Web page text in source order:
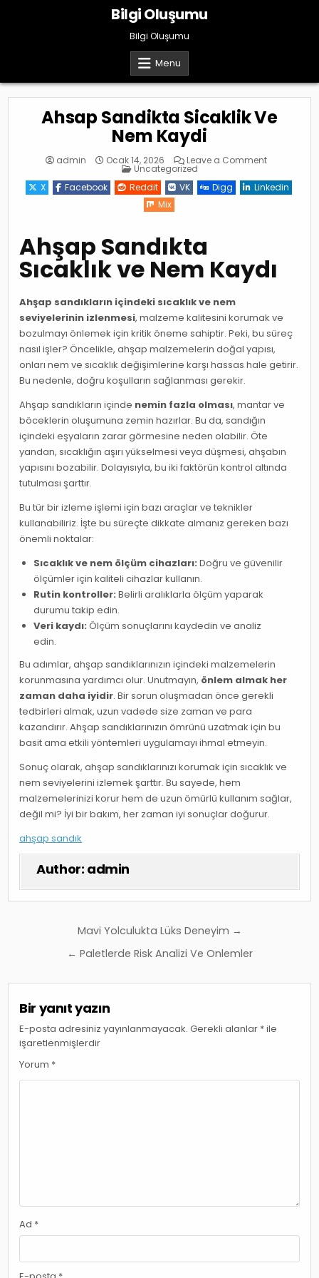
Bilgi Oluşumu
Bilgi Oluşumu
Menu
Ahsap Sandikta Sicaklik Ve
Nem Kaydi
admin Ocak 14, 2026 Leave a Commenton
Sicaklik
Ve
Posted
Uncategorized
X
Facebook Reddit VK Digg
Linkedin
Mix
Ahşap Sandıkta
Sıcaklık ve Nem Kaydı
Ahşap sandıkların içindeki sıcaklık ve nem
seviyelerinin izlenmesi, malzeme kalitesini korumak ve
bozulmayı önlemek için kritik öneme sahiptir. Peki, bu süreç
nasıl işler? Öncelikle, ahşap malzemelerin doğal yapısı,
onları nem ve sıcaklık değişimlerine karşı hassas hale getirir.
Bu nedenle, doğru koşulların sağlanması gerekir.
Ahşap sandıkların içinde nemin fazla olması, mantar ve
böceklerin oluşumuna zemin hazırlar. Bu da, sandığın
içindeki eşyaların zarar görmesine neden olabilir. Öte
yandan, sıcaklığın aşırı yükselmesi veya düşmesi, ahşabın
yapısını bozabilir. Dolayısıyla, bu iki faktörün kontrol altında
tutulması şarttır.
Bu tür bir izleme işlemi için bazı araçlar ve teknikler
kullanabiliriz. İşte bu süreçte dikkate almanız gereken bazı
önemli noktalar:
Sıcaklık ve nem ölçüm cihazları: Doğru ve güvenilir
ölçümler için kaliteli cihazlar kullanın.
Rutin kontroller: Belirli aralıklarla ölçüm yaparak
durumu takip edin.
Veri kaydı: Ölçüm sonuçlarını kaydedin ve analiz
edin.
Bu adımlar, ahşap sandıklarınızın içindeki malzemelerin
korunmasına yardımcı olur. Unutmayın, önlem almak her
zaman daha iyidir. Bir sorun oluşmadan önce gerekli
tedbirleri almak, uzun vadede size zaman ve para
kazandırır. Ahşap sandıklarınızın ömrünü uzatmak için bu
basit ama etkili yöntemleri uygulamayı ihmal etmeyin.
Sonuç olarak, ahşap sandıklarınızı korumak için sıcaklık ve
nem seviyelerini izlemek şarttır. Bu sayede, hem
malzemelerinizi korur hem de uzun ömürlü kullanım sağlar,
değil mi? İyi bir bakım, her zaman iyi sonuçlar doğurur.
ahşap sandık
Author: admin
gezinmesi
Mavi Yolculukta Lüks Deneyim →
← Paletlerde Risk Analizi Ve Onlemler
Bir yanıt yazın
E-posta adresiniz yayınlanmayacak. Gerekli alanlar *ile
işaretlenmişlerdir
Yorum *
Ad *